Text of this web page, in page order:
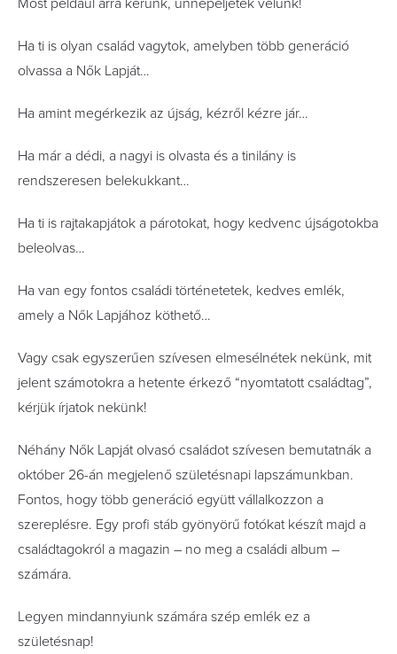
Most például arra kérünk, ünnepeljetek velünk!
Ha ti is olyan család vagytok, amelyben több generáció
olvassa a Nők Lapját…
Ha amint megérkezik az újság, kézről kézre jár…
Ha már a dédi, a nagyi is olvasta és a tinilány is
rendszeresen belekukkant…
Ha ti is rajtakapjátok a párotokat, hogy kedvenc újságotokba
beleolvas…
Ha van egy fontos családi történetetek, kedves emlék,
amely a Nők Lapjához köthető…
Vagy csak egyszerűen szívesen elmesélnétek nekünk, mit
jelent számotokra a hetente érkező “nyomtatott családtag”,
kérjük írjatok nekünk!
Néhány Nők Lapját olvasó családot szívesen bemutatnák a
október 26-án megjelenő születésnapi lapszámunkban.
Fontos, hogy több generáció együtt vállalkozzon a
szereplésre. Egy profi stáb gyönyörű fotókat készít majd a
családtagokról a magazin – no meg a családi album –
számára.
Legyen mindannyiunk számára szép emlék ez a
születésnap!